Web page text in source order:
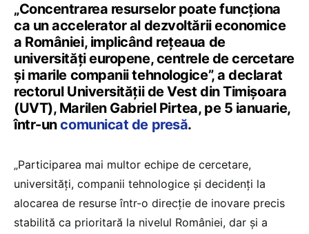
„Concentrarea resurselor poate funcționa
ca un accelerator al dezvoltării economice
a României, implicând rețeaua de
universități europene, centrele de cercetare
și marile companii tehnologice”, a declarat
rectorul Universității de Vest din Timișoara
(UVT), Marilen Gabriel Pirtea, pe 5 ianuarie,
într-uncomunicat de presă.
„Participarea mai multor echipe de cercetare,
universități, companii tehnologice și decidenți la
alocarea de resurse într-o direcție de inovare precis
stabilită ca prioritară la nivelul României, dar și a